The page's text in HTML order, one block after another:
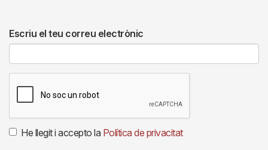
Escriu el teu correu electrònic
He llegit i accepto la Política de privacitat